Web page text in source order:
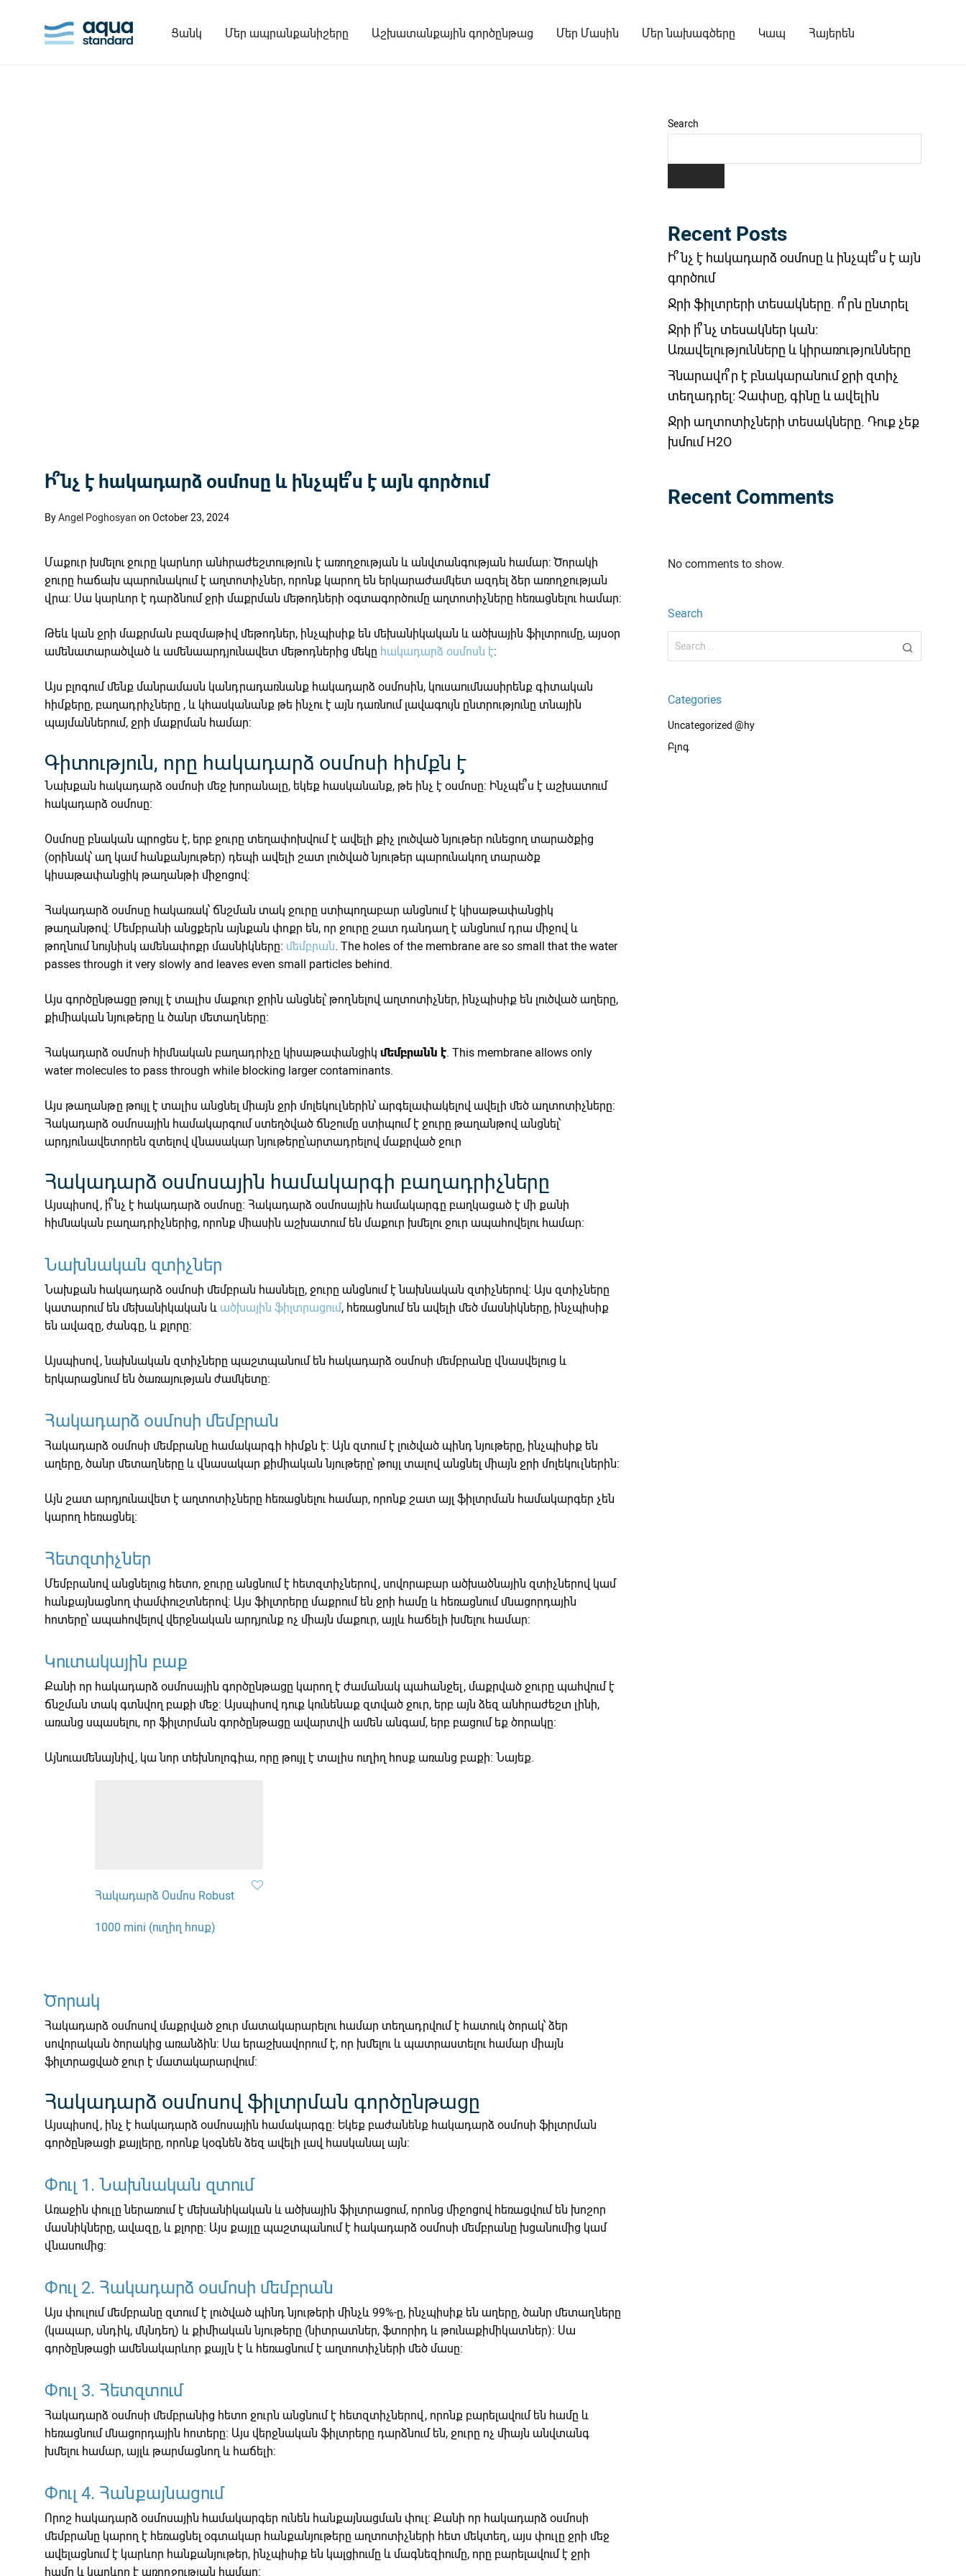
Ցանկ Մեր ապրանքանիշերը Աշխատանքային գործընթաց Մեր Մասին Մեր նախագծերը Կապ Հայերեն
Ի՞նչ է հակադարձ օսմոսը և ինչպե՞ս է այն գործում
ByAngel Poghosyan on October 23, 2024
Մաքուր խմելու ջուրը կարևոր անհրաժեշտություն է առողջության և անվտանգության համար: Ծորակի
ջուրը հաճախ պարունակում է աղտոտիչներ, որոնք կարող են երկարաժամկետ ազդել ձեր առողջության
վրա: Սա կարևոր է դարձնում ջրի մաքրման մեթոդների օգտագործումը աղտոտիչները հեռացնելու համար:
Թեև կան ջրի մաքրման բազմաթիվ մեթոդներ, ինչպիսիք են մեխանիկական և ածխային ֆիլտրումը, այսօր
ամենատարածված և ամենաարդյունավետ մեթոդներից մեկը հակադարձ օսմոսն է:
Այս բլոգում մենք մանրամասն կանդրադառնանք հակադարձ օսմոսին, կուսաումնասիրենք գիտական
հիմքերը, բաղադրիչները , և կհասկանանք թե ինչու է այն դառնում լավագույն ընտրությունը տնային
պայմաններում, ջրի մաքրման համար:
Գիտություն, որը հակադարձ օսմոսի հիմքն է
Նախքան հակադարձ օսմոսի մեջ խորանալը, եկեք հասկանանք, թե ինչ է օսմոսը: Ինչպե՞ս է աշխատում
հակադարձ օսմոսը:
Օսմոսը բնական պրոցես է, երբ ջուրը տեղափոխվում է ավելի քիչ լուծված նյութեր ունեցող տարածքից
(օրինակ՝ աղ կամ հանքանյութեր) դեպի ավելի շատ լուծված նյութեր պարունակող տարածք
կիսաթափանցիկ թաղանթի միջոցով:
Հակադարձ օսմոսը հակառակ՝ ճնշման տակ ջուրը ստիպողաբար անցնում է կիսաթափանցիկ
թաղանթով: Մեմբրանի անցքերն այնքան փոքր են, որ ջուրը շատ դանդաղ է անցնում դրա միջով և
թողնում նույնիսկ ամենափոքր մասնիկները։ մեմբրան. The holes of the membrane are so small that the water
passes through it very slowly and leaves even small particles behind.
Այս գործընթացը թույլ է տալիս մաքուր ջրին անցնել՝ թողնելով աղտոտիչներ, ինչպիսիք են լուծված աղերը,
քիմիական նյութերը և ծանր մետաղները:
Հակադարձ օսմոսի հիմնական բաղադրիչը կիսաթափանցիկ մեմբրանն է. This membrane allows only
water molecules to pass through while blocking larger contaminants.
Այս թաղանթը թույլ է տալիս անցնել միայն ջրի մոլեկուլներին՝ արգելափակելով ավելի մեծ աղտոտիչները:
Հակադարձ օսմոսային համակարգում ստեղծված ճնշումը ստիպում է ջուրը թաղանթով անցնել՝
արդյունավետորեն զտելով վնասակար նյութերը՝արտադրելով մաքրված ջուր
Հակադարձ օսմոսային համակարգի բաղադրիչները
Այսպիսով, ի՞նչ է հակադարձ օսմոսը: Հակադարձ օսմոսային համակարգը բաղկացած է մի քանի
հիմնական բաղադրիչներից, որոնք միասին աշխատում են մաքուր խմելու ջուր ապահովելու համար:
Նախնական զտիչներ
Նախքան հակադարձ օսմոսի մեմբրան հասնելը, ջուրը անցնում է նախնական զտիչներով։ Այս զտիչները
կատարում են մեխանիկական և ածխային ֆիլտրացում, հեռացնում են ավելի մեծ մասնիկները, ինչպիսիք
են ավազը, ժանգը, և քլորը:
Այսպիսով, նախնական զտիչները պաշտպանում են հակադարձ օսմոսի մեմբրանը վնասվելուց և
երկարացնում են ծառայության ժամկետը:
Հակադարձ օսմոսի մեմբրան
Հակադարձ օսմոսի մեմբրանը համակարգի հիմքն է: Այն զտում է լուծված պինդ նյութերը, ինչպիսիք են
աղերը, ծանր մետաղները և վնասակար քիմիական նյութերը՝ թույլ տալով անցնել միայն ջրի մոլեկուլներին:
Այն շատ արդյունավետ է աղտոտիչները հեռացնելու համար, որոնք շատ այլ ֆիլտրման համակարգեր չեն
կարող հեռացնել:
Հետզտիչներ
Մեմբրանով անցնելուց հետո, ջուրը անցնում է հետզտիչներով, սովորաբար ածխածնային զտիչներով կամ
հանքայնացնող փամփուշտներով: Այս ֆիլտրերը մաքրում են ջրի համը և հեռացնում մնացորդային
հոտերը՝ ապահովելով վերջնական արդյունք ոչ միայն մաքուր, այլև հաճելի խմելու համար:
Կուտակային բաք
Քանի որ հակադարձ օսմոսային գործընթացը կարող է ժամանակ պահանջել, մաքրված ջուրը պահվում է
ճնշման տակ գտնվող բաքի մեջ: Այսպիսով դուք կունենաք զտված ջուր, երբ այն ձեզ անհրաժեշտ լինի,
առանց սպասելու, որ ֆիլտրման գործընթացը ավարտվի ամեն անգամ, երբ բացում եք ծորակը:
Այնուամենայնիվ, կա նոր տեխնոլոգիա, որը թույլ է տալիս ուղիղ հոսք առանց բաքի: Նայեք.
Հակադարձ Օսմոս Robust
1000 mini (ուղիղ հոսք)
Ծորակ
Հակադարձ օսմոսով մաքրված ջուր մատակարարելու համար տեղադրվում է հատուկ ծորակ՝ ձեր
սովորական ծորակից առանձին: Սա երաշխավորում է, որ խմելու և պատրաստելու համար միայն
ֆիլտրացված ջուր է մատակարարվում:
Հակադարձ օսմոսով ֆիլտրման գործընթացը
Այսպիսով, ինչ է հակադարձ օսմոսային համակարգը: Եկեք բաժանենք հակադարձ օսմոսի ֆիլտրման
գործընթացի քայլերը, որոնք կօգնեն ձեզ ավելի լավ հասկանալ այն:
Փուլ 1. Նախնական զտում
Առաջին փուլը ներառում է մեխանիկական և ածխային ֆիլտրացում, որոնց միջոցով հեռացվում են խոշոր
մասնիկները, ավազը, և քլորը: Այս քայլը պաշտպանում է հակադարձ օսմոսի մեմբրանը խցանումից կամ
վնասումից:
Փուլ 2. Հակադարձ օսմոսի մեմբրան
Այս փուլում մեմբրանը զտում է լուծված պինդ նյութերի մինչև 99%-ը, ինչպիսիք են աղերը, ծանր մետաղները
(կապար, սնդիկ, մկնդեղ) և քիմիական նյութերը (նիտրատներ, ֆտորիդ և թունաքիմիկատներ): Սա
գործընթացի ամենակարևոր քայլն է և հեռացնում է աղտոտիչների մեծ մասը:
Փուլ 3. Հետզտում
Հակադարձ օսմոսի մեմբրանից հետո ջուրն անցնում է հետզտիչներով, որոնք բարելավում են համը և
հեռացնում մնացորդային հոտերը։ Այս վերջնական ֆիլտրերը դարձնում են, ջուրը ոչ միայն անվտանգ
խմելու համար, այլև թարմացնող և հաճելի:
Փուլ 4. Հանքայնացում
Որոշ հակադարձ օսմոսային համակարգեր ունեն հանքայնացման փուլ: Քանի որ հակադարձ օսմոսի
մեմբրանը կարող է հեռացնել օգտակար հանքանյութերը աղտոտիչների հետ մեկտեղ, այս փուլը ջրի մեջ
ավելացնում է կարևոր հանքանյութեր, ինչպիսիք են կալցիումը և մագնեզիումը, որը բարելավում է ջրի
համը և կարևոր է առողջության համար:
Search
Recent Posts
Ի՞նչ է հակադարձ օսմոսը և ինչպե՞ս է այն
գործում
Ջրի ֆիլտրերի տեսակները. ո՞րն ընտրել
Ջրի ի՞նչ տեսակներ կան:
Առավելությունները և կիրառությունները
Հնարավո՞ր է բնակարանում ջրի զտիչ
տեղադրել: Չափսը, գինը և ավելին
Ջրի աղտոտիչների տեսակները. Դուք չեք
խմում H2O
Recent Comments
No comments to show.
Search
Categories
Uncategorized @hy
Բլոգ